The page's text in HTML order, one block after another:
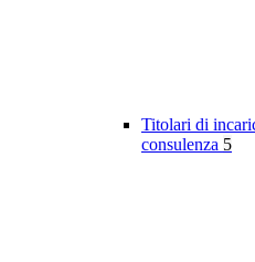
Titolari di
consulenza 5